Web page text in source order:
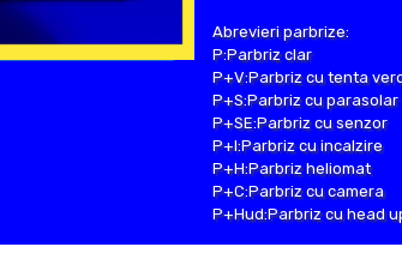
Abrevieri parbrize:
P:Parbriz clar
P+V:Parbriz cu tenta
P+S:Parbriz cu parasolar
P+SE:Parbriz cu senzor
P+I:Parbriz cu incalzire
P+H:Parbriz heliomat
P+C:Parbriz cu camera
P+Hud:Parbriz cu head